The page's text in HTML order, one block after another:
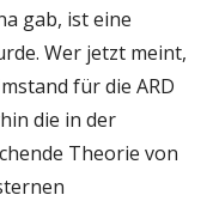
gab, ist eine
Wer jetzt meint,
für die ARD
die in der
Theorie von